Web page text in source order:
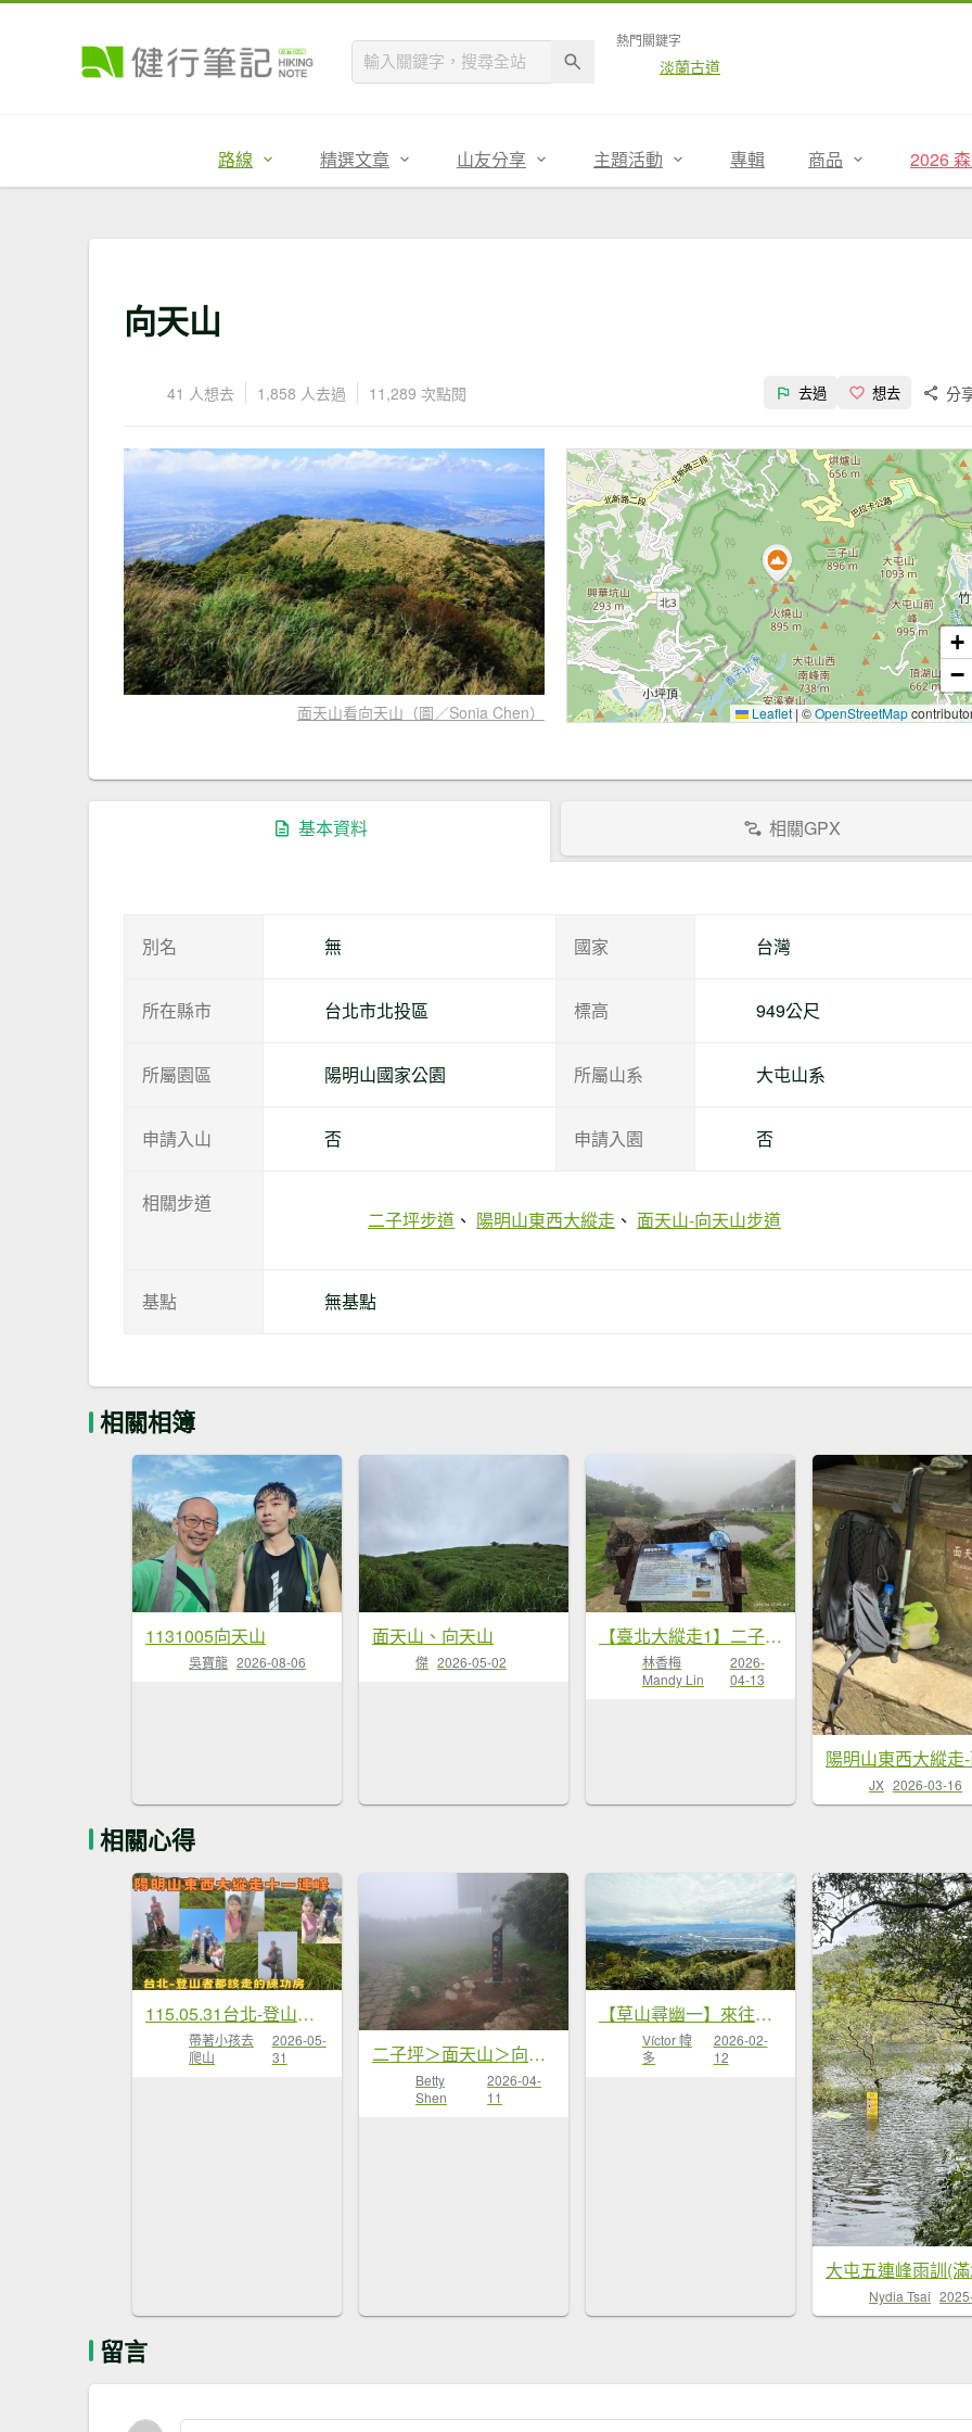
熱門關鍵字
淡蘭古道
路線 精選文章 山友分享 主題活動 專輯 商品 2026
向天山
41 人想去 1,858 人去過 11,289 次點閱 去過 想去 分
面天山看向天山（圖／Sonia Chen）
+
−
Leaflet|©OpenStreetMap
基本資料 相關GPX
別名 無 國家 台灣
所在縣市 台北市北投區 標高 949公尺
所屬園區 陽明山國家公園 所屬山系 大屯山系
申請入山 否 申請入園 否
相關步道
二子坪步道 陽明山東西大縱走 面天山-向天山步道
基點 無基點
相關相簿
1131005向天山
吳寶龍 2026-08-06
面天山、向天山
傑 2026-05-02
【臺北大縱走1】二子坪到...
林香梅
Mandy Lin
2026-
04-13
陽明山東西大縱走
JX 2026-03-16
相關心得
115.05.31台北-登山者都該...
帶著小孩去
爬山
2026-05-
31
二子坪＞面天山＞向天山＞清天宮（陽...
Betty
Shen
2026-04-
11
【草山尋幽一】來往前後山之百年密林...
Víctor 幃
多
2026-02-
12
Nydia Tsai
留言